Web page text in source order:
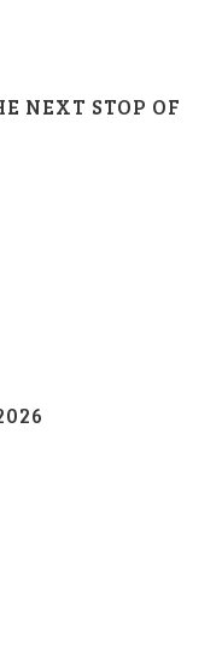
NEXT STOP OF